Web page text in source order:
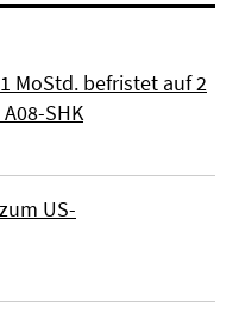
MoStd. befristet auf 2
SHK
US-